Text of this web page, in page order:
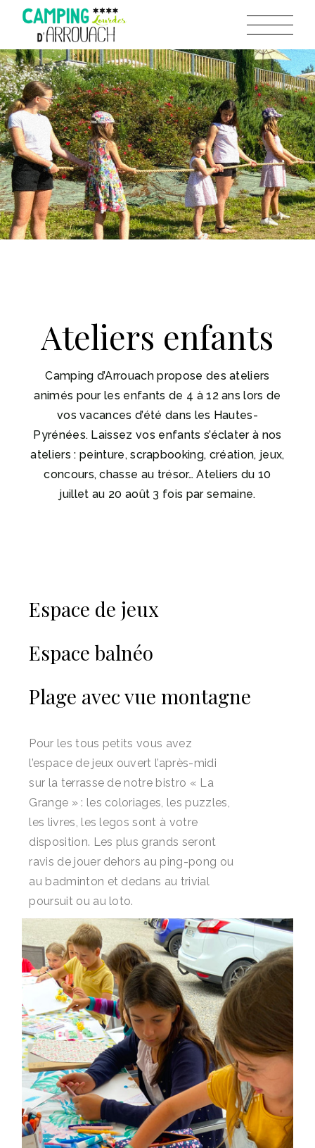
Ateliers enfants
Camping d’Arrouach propose des ateliers
animés pour les enfants de 4 à 12 ans lors de
vos vacances d’été dans les Hautes-
Pyrénées. Laissez vos enfants s’éclater à nos
ateliers : peinture, scrapbooking, création, jeux,
concours, chasse au trésor… Ateliers du 10
juillet au 20 août 3 fois par semaine.
Espace de jeux
Espace balnéo
Plage avec vue montagne
Pour les tous petits vous avez
l’espace de jeux ouvert l’après-midi
sur la terrasse de notre bistro « La
Grange » : les coloriages, les puzzles,
les livres, les legos sont à votre
disposition. Les plus grands seront
ravis de jouer dehors au ping-pong ou
au badminton et dedans au trivial
poursuit ou au loto.